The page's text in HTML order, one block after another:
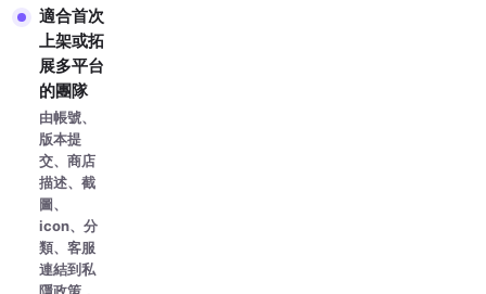
適合首次
上架或拓
展多平台
的團隊
由帳號、
版本提
交、商店
描述、截
圖、
icon、分
類、客服
連結到私